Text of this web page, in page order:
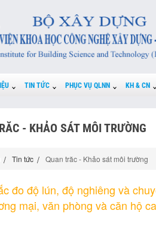
TIN TỨC PHỤC VỤ QLNN KH & CN
- KHẢO SÁT MÔI TRƯỜNG
Tin tức Quan trăc - Khảo sát môi trường
đo độ lún, độ nghiêng và
mại, văn phòng và căn hộ